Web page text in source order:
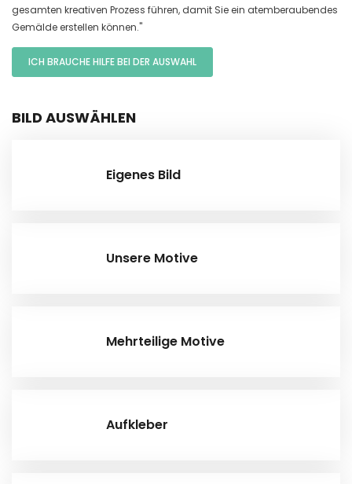
gesamten kreativen Prozess führen, damit Sie ein atemberaubendes
Gemälde erstellen können."
ICH BRAUCHE HILFE BEI DER AUSWAHL
BILD AUSWÄHLEN
Eigenes Bild
Unsere Motive
Mehrteilige Motive
Aufkleber